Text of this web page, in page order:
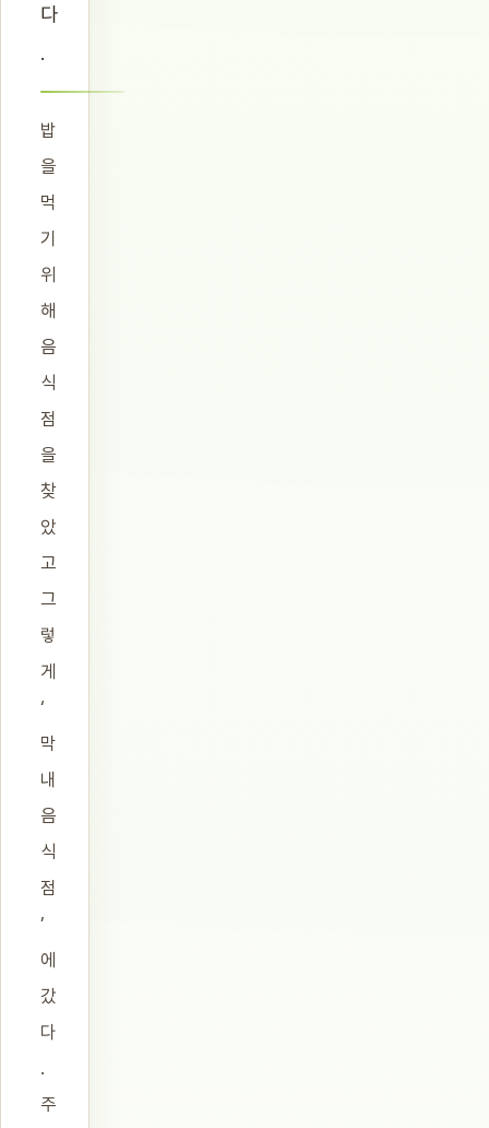
다
.
밥
을
먹
기
위
해
음
식
점
을
찾
았
고
그
렇
게
‘
막
내
음
식
점
’
에
갔
다
.
주